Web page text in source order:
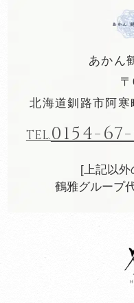
あかん
北海道釧路市阿
TEL.0154-
[上記以外
鶴雅グループ